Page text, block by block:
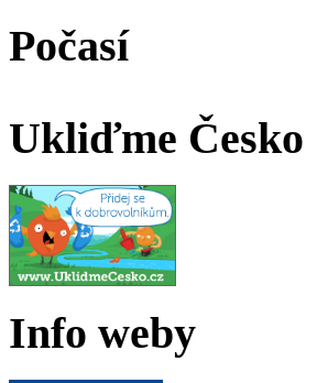
Počasí
Ukliďme Česko
Info weby